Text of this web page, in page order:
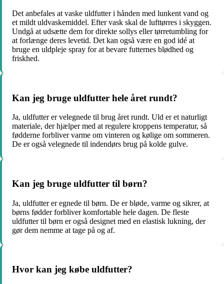
Det anbefales at vaske uldfutter i hånden med lunkent vand og
et mildt uldvaskemiddel. Efter vask skal de lufttørres i skyggen.
Undgå at udsætte dem for direkte sollys eller tørretumbling for
at forlænge deres levetid. Det kan også være en god idé at
bruge en uldpleje spray for at bevare futternes blødhed og
friskhed.
Kan jeg bruge uldfutter hele året rundt?
Ja, uldfutter er velegnede til brug året rundt. Uld er et naturligt
materiale, der hjælper med at regulere kroppens temperatur, så
fødderne forbliver varme om vinteren og kølige om sommeren.
De er også velegnede til indendørs brug på kolde gulve.
Kan jeg bruge uldfutter til børn?
Ja, uldfutter er egnede til børn. De er bløde, varme og sikrer, at
børns fødder forbliver komfortable hele dagen. De fleste
uldfutter til børn er også designet med en elastisk lukning, der
gør dem nemme at tage på og af.
Hvor kan jeg købe uldfutter?